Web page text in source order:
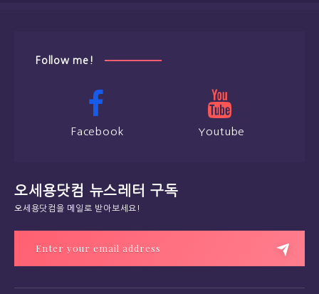
Follow me!
Facebook Youtube
오세용닷컴 뉴스레터 구독
오세용닷컴을 메일로 받아보세요!